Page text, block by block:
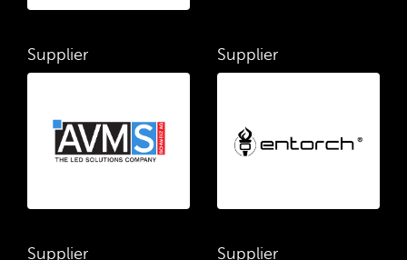
Supplier Supplier
Supplier Supplier